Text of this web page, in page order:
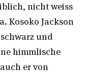
nicht weiss
Kosoko Jackson
und
himmlische
er von